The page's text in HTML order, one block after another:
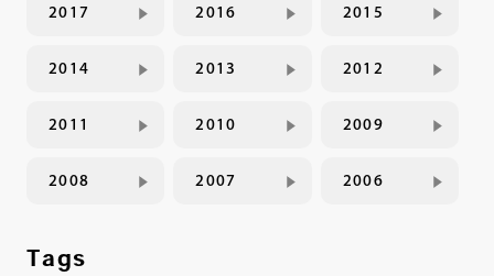
2017 2016 2015
2014 2013 2012
2011 2010 2009
2008 2007 2006
Tags